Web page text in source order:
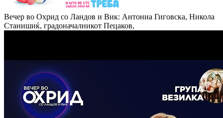
Вечер во Охрид со Ландов и Вик: Антониа Гиговска, Никола
Станишиќ, градоначалникот Пецаков,